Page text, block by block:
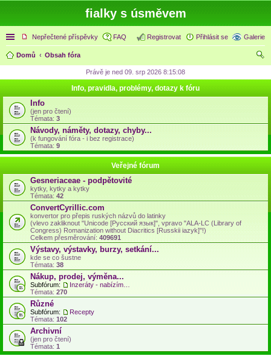
fialky s úsměvem
Rychlé odkazy
Nepřečtené příspěvky Galerie
FAQ Přihlásit se
Registrovat
Domů
Obsah fóra
Právě je ned 09. srp 2026 8:15:08
Info, pravidla, problémy, dotazy k fóru
Info
(jen pro čtení)
Témata: 3
Návody, náměty, dotazy, chyby...
(k fungování fóra - i bez registrace)
Témata: 9
Veřejné fórum
Gesneriaceae - podpětovité
kytky, kytky a kytky
Témata: 42
ConvertCyrillic.com
konvertor pro přepis ruských názvů do latinky
(vlevo zakliknout "Unicode [Русский язык]", vpravo "ALA-LC (Library of
Congress) Romanization without Diacritics [Russkii iazyk]"!)
Celkem přesměrování:409691
Výstavy, výstavky, burzy, setkání...
kde se co šustne
Témata: 38
Nákup, prodej, výměna...
Subfórum:
Témata: 270
Různé
Subfórum:
Recepty
Témata: 102
Archivní
(jen pro čtení)
Témata: 1